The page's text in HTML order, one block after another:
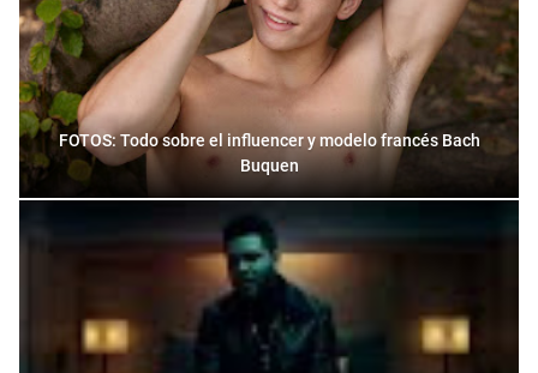
FOTOS: Todo sobre el influencer y modelo francés Bach
Buquen